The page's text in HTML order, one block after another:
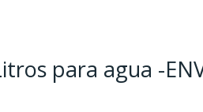
para agua -